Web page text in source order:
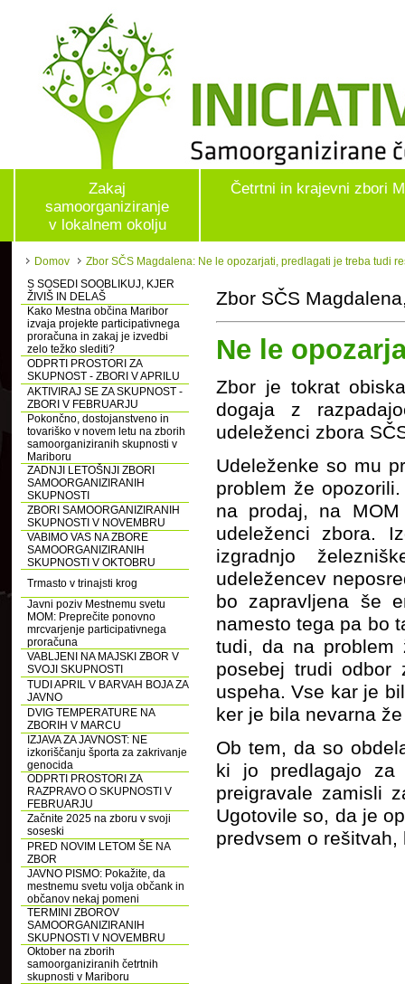
Zakaj
samoorganiziranje
v lokalnem okolju
Četrtni in krajevni zbori
Domov
Zbor SČS Magdalena: Ne le opozarjati, predlagati je treba tudi
S SOSEDI SOOBLIKUJ, KJER
ŽIVIŠ IN DELAŠ
Kako Mestna občina Maribor
izvaja projekte participativnega
proračuna in zakaj je izvedbi
zelo težko slediti?
ODPRTI PROSTORI ZA
SKUPNOST - ZBORI V APRILU
AKTIVIRAJ SE ZA SKUPNOST -
ZBORI V FEBRUARJU
Pokončno, dostojanstveno in
tovariško v novem letu na zborih
samoorganiziranih skupnosti v
Mariboru
ZADNJI LETOŠNJI ZBORI
SAMOORGANIZIRANIH
SKUPNOSTI
ZBORI SAMOORGANIZIRANIH
SKUPNOSTI V NOVEMBRU
VABIMO VAS NA ZBORE
SAMOORGANIZIRANIH
SKUPNOSTI V OKTOBRU
Trmasto v trinajsti krog
Javni poziv Mestnemu svetu
MOM: Preprečite ponovno
mrcvarjenje participativnega
proračuna
VABLJENI NA MAJSKI ZBOR V
SVOJI SKUPNOSTI
TUDI APRIL V BARVAH BOJA ZA
JAVNO
DVIG TEMPERATURE NA
ZBORIH V MARCU
IZJAVA ZA JAVNOST: NE
izkoriščanju športa za zakrivanje
genocida
ODPRTI PROSTORI ZA
RAZPRAVO O SKUPNOSTI V
FEBRUARJU
Začnite 2025 na zboru v svoji
soseski
PRED NOVIM LETOM ŠE NA
ZBOR
JAVNO PISMO: Pokažite, da
mestnemu svetu volja občank in
občanov nekaj pomeni
TERMINI ZBOROV
SAMOORGANIZIRANIH
SKUPNOSTI V NOVEMBRU
Oktober na zborih
samoorganiziranih četrtnih
skupnosti v Mariboru
Zbor SČS
Ne le
Zbor je tokrat
dogaja z
udeleženci zbora
Udeleženke so mu
problem že
na prodaj, na
udeleženci zbora.
izgradnjo
udeležencev
bo zapravljena še
namesto tega pa bo
tudi, da na problem
posebej trudi
uspeha. Vse kar je
ker je bila nevarna
Ob tem, da so
ki jo predlagajo za
preigravale zamisli
Ugotovile so, da je
predvsem o